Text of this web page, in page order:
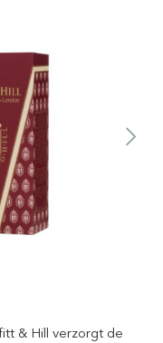
& Hill verzorgt de